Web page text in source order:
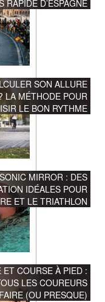
RAPIDE D’ESPAGNE
SON ALLURE
LA MÉTHODE POUR
LE BON RYTHME
MIRROR : DES
IDÉALES POUR
ET LE TRIATHLON
COURSE À PIED :
LES COUREURS
(OU PRESQUE)